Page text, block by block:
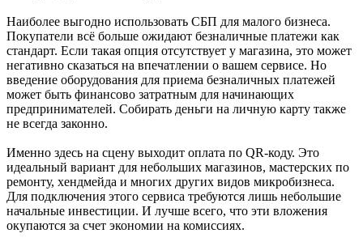
Наиболее выгодно использовать СБП для малого бизнеса.
Покупатели всё больше ожидают безналичные платежи как
стандарт. Если такая опция отсутствует у магазина, это может
негативно сказаться на впечатлении о вашем сервисе. Но
введение оборудования для приема безналичных платежей
может быть финансово затратным для начинающих
предпринимателей. Собирать деньги на личную карту также
не всегда законно.
Именно здесь на сцену выходит оплата по QR-коду. Это
идеальный вариант для небольших магазинов, мастерских по
ремонту, хендмейда и многих других видов микробизнеса.
Для подключения этого сервиса требуются лишь небольшие
начальные инвестиции. И лучше всего, что эти вложения
окупаются за счет экономии на комиссиях.